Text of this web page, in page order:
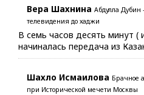
Вера Шахнина Абдулла Дубин
телевидения до хаджи
В семь часов десять минут (
начиналась передача из
Шахло Исмаилова Брачное
при Исторической мечети Москвы